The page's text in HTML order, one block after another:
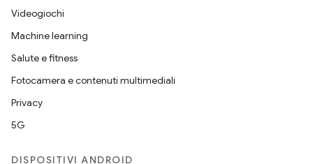
Videogiochi
Machine learning
Salute e fitness
Fotocamera e contenuti multimediali
Privacy
5G
DISPOSITIVI ANDROID